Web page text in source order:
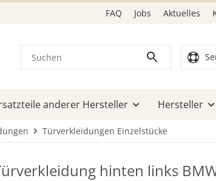
FAQ Jobs Aktuelles
anderer Hersteller Hersteller
Türverkleidungen Einzelstücke
hinten links